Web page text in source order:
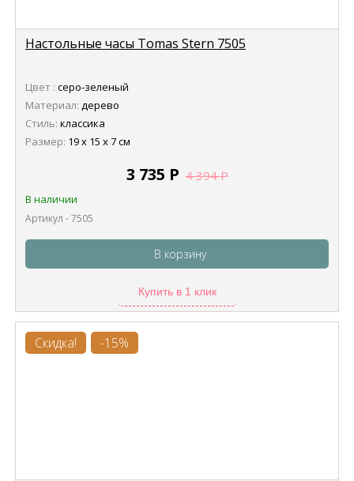
Настольные часы Tomas Stern 7505
Цвет : серо-зеленый
Материал: дерево
Стиль: классика
Размер: 19 х 15 х 7 см
3 735 Р 4 394Р
В наличии
Артикул - 7505
В корзину
Купить в 1 клик
Скидка! -15%